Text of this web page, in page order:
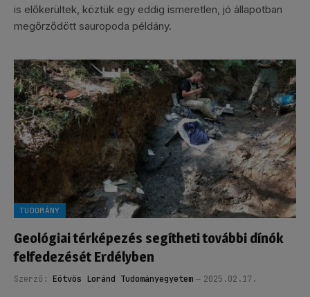
is előkerültek, köztük egy eddig ismeretlen, jó állapotban
megőrződött sauropoda példány.
TUDOMÁNY
Geológiai térképezés segítheti további dínók
felfedezését Erdélyben
Szerző: Eötvös Loránd Tudományegyetem 2025.02.17.